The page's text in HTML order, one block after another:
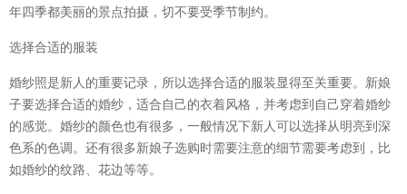
年四季都美丽的景点拍摄，切不要受季节制约。
选择合适的服装
婚纱照是新人的重要记录，所以选择合适的服装显得至关重要。新娘
子要选择合适的婚纱，适合自己的衣着风格，并考虑到自己穿着婚纱
的感觉。婚纱的颜色也有很多，一般情况下新人可以选择从明亮到深
色系的色调。还有很多新娘子选购时需要注意的细节需要考虑到，比
如婚纱的纹路、花边等等。